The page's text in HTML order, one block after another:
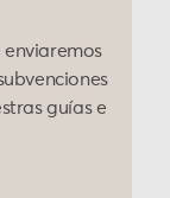
enviaremos
guías e